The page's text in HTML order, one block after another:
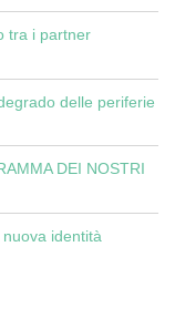
tra i partner
delle periferie
DEI NOSTRI
identità